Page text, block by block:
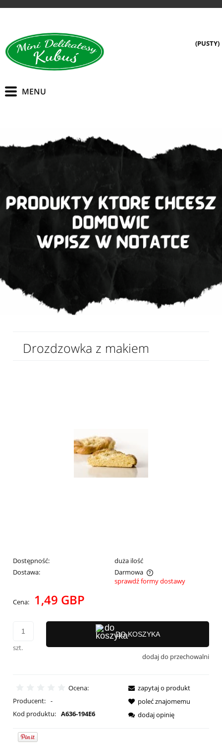
(PUSTY)
Drozdzowka z makiem
Dostępność:
duża ilość
Dostawa:
Darmowa
Cena nie zawiera ewentualnych kosztów płatności
sprawdź formy dostawy
Cena: 1,49 GBP
szt.
DO KOSZYKA
dodaj do przechowalni
Ocena:
Producent: -
Kod produktu: A636-194E6
zapytaj o produkt
poleć znajomemu
dodaj opinię